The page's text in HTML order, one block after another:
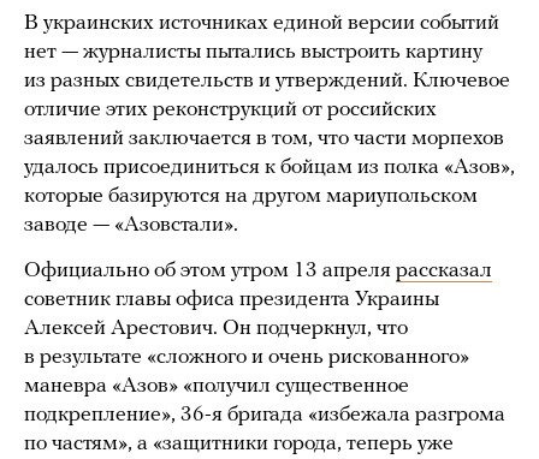
В украинских источниках единой версии событий
нет — журналисты пытались выстроить картину
из разных свидетельств и утверждений. Ключевое
отличие этих реконструкций от российских
заявлений заключается в том, что части морпехов
удалось присоединиться к бойцам из полка «Азов»,
которые базируются на другом мариупольском
заводе — «Азовстали».
Официально об этом утром 13 апреля рассказал
советник главы офиса президента Украины
Алексей Арестович. Он подчеркнул, что
в результате «сложного и очень рискованного»
маневра «Азов» «получил существенное
подкрепление», 36-я бригада «избежала разгрома
по частям», а «защитники города, теперь уже